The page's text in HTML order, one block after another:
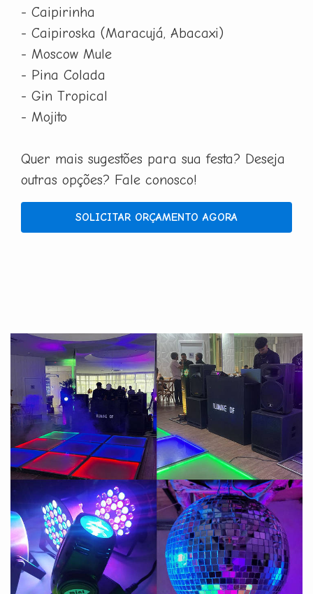
- Caipirinha
- Caipiroska (Maracujá, Abacaxi)
- Moscow Mule
- Pina Colada
- Gin Tropical
- Mojito
Quer mais sugestões para sua festa? Deseja
outras opções? Fale conosco!
SOLICITAR ORÇAMENTO AGORA